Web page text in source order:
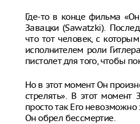
Где-то в конце фильма
Завацки (Sawatzki).
что тот человек, с
исполнителем роли
пистолет для того, чтобы
Но в этот момент Он
стрелять». В этот момент
просто так Его
Он обрел бессмертие.